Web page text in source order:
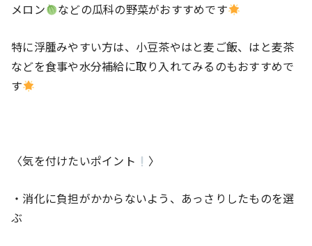
メロン
などの瓜科の野菜がおすすめです
特に浮腫みやすい方は、小豆茶やはと麦ご飯、はと麦茶
などを食事や水分補給に取り入れてみるのもおすすめで
す
〈気を付けたいポイント 〉
・消化に負担がかからないよう、あっさりしたものを選
ぶ